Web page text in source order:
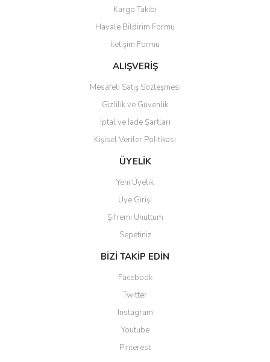
Ürün resmi kalitesiz, bozuk veya görüntülenemiyor.
Ürün açıklamasında eksik bilgiler bulunuyor.
Ürün bilgilerinde hatalar bulunuyor.
Ürün fiyatı diğer sitelerden daha pahalı.
Gönder
Kargo Takibi
Havale Bildirim Formu
İletişim Formu
ALIŞVERİŞ
Mesafeli Satış Sözleşmesi
Gizlilik ve Güvenlik
İptal ve İade Şartları
Kişisel Veriler Politikası
ÜYELİK
Yeni Üyelik
Üye Girişi
Şifremi Unuttum
Sepetiniz
BİZİ TAKİP EDİN
Facebook
Twitter
Instagram
Youtube
Pinterest